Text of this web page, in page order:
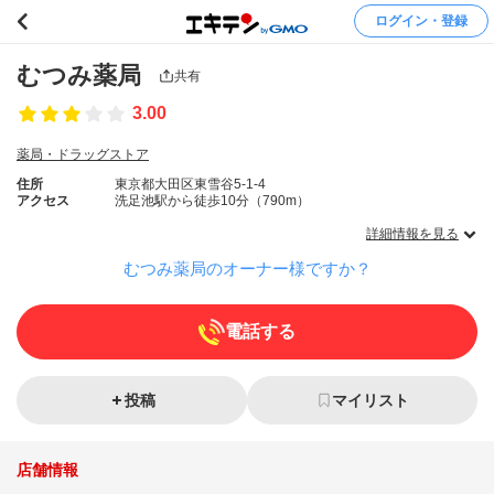
ログイン・登録
むつみ薬局 共有
3.00
薬局・ドラッグストア
住所
東京都大田区東雪谷5-1-4
アクセス
洗足池駅から徒歩10分（790m）
詳細情報を見る
むつみ薬局のオーナー様ですか？
電話する
投稿 マイリスト
店舗情報